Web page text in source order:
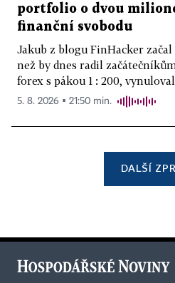
portfolio o dvou
finanční svobodu
Jakub z blogu FinHacker
než by dnes radil
forex s pákou 1 : 200,
5. 8. 2026 ▪ 21:50 min.
DALŠÍ